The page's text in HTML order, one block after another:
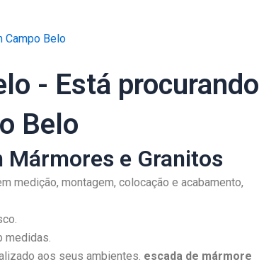
Campo Belo
- Está procurando
Belo
e Granitos
medição, montagem, colocação e acabamento,
medidas.
aos seus ambientes. escada de mármore